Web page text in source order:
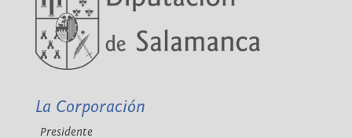
La Corporación
Presidente